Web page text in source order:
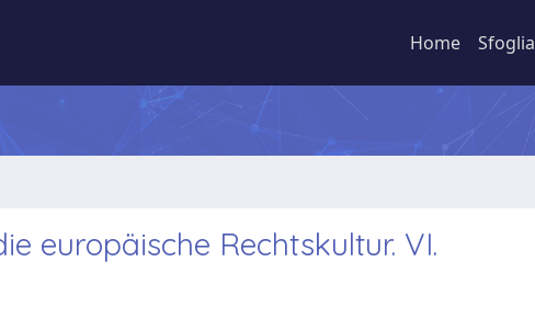
Home Sfoglia
europäische Rechtskultur. VI.